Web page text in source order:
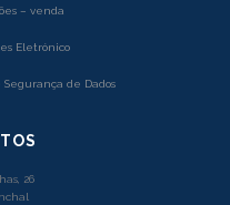
– venda
Eletrónico
de Dados
26